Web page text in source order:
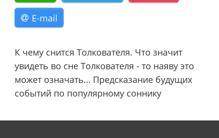
E-mail
К чему снится Толкователя. Что значит
увидеть во сне Толкователя - то наяву это
может означать… Предсказание будущих
событий по популярному соннику